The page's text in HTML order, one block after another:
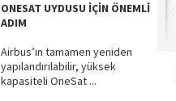
ONESAT UYDUSU İÇİN ÖNEMLİ
ADIM
Airbus’ın tamamen yeniden
yapılandırılabilir, yüksek
kapasiteli OneSat ...